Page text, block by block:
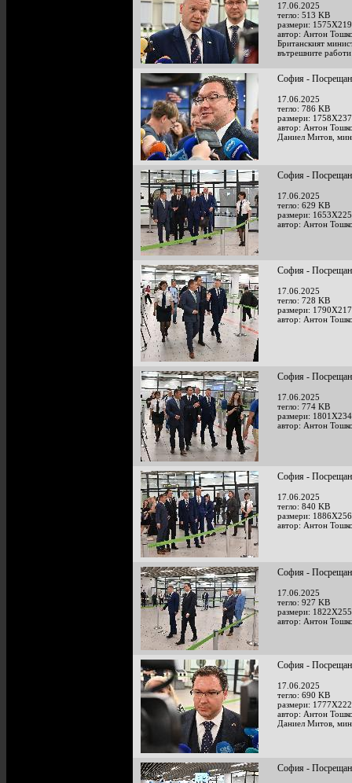
17.06.2025
тегло: 513 KB
размери:
автор: Антон
Британският
вътрешните работи
София -
17.06.2025
тегло: 786 KB
размери:
автор: Антон
Даниел Митов,
София -
17.06.2025
тегло: 629 KB
размери:
автор: Антон
София -
17.06.2025
тегло: 728 KB
размери:
автор: Антон
София -
17.06.2025
тегло: 774 KB
размери:
автор: Антон
София -
17.06.2025
тегло: 840 KB
размери:
автор: Антон
София -
17.06.2025
тегло: 927 KB
размери:
автор: Антон
София -
17.06.2025
тегло: 690 KB
размери:
автор: Антон
Даниел Митов,
София -